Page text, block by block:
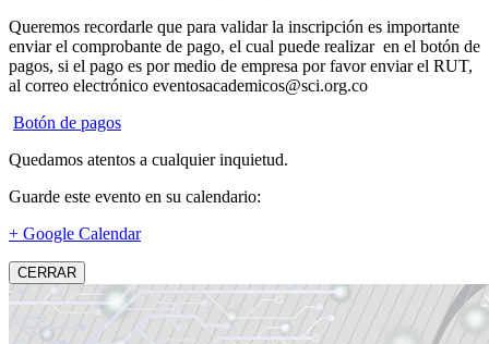
Queremos recordarle que para validar la inscripción es importante
enviar el comprobante de pago, el cual puede realizar en el botón de
pagos, si el pago es por medio de empresa por favor enviar el RUT,
al correo electrónico eventosacademicos@sci.org.co
Botón de pagos
Quedamos atentos a cualquier inquietud.
Guarde este evento en su calendario:
+ Google Calendar
CERRAR